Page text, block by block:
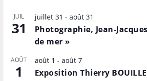
JUIL
31
juillet 31 - août 31
Photographie, Jean-
de mer »
AOÛT
1
août 1 - août 7
Exposition Thierry